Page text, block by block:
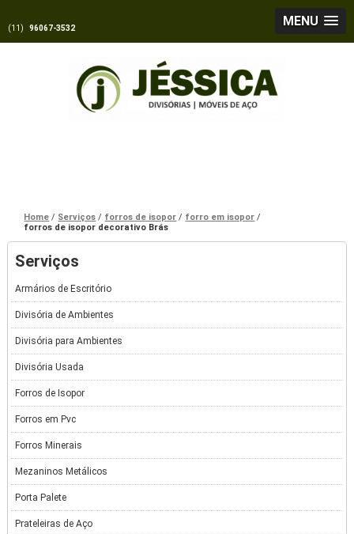
MENU
(11) 96067-3532
Home Serviços forros de isopor
forro em isopor
forros de isopor decorativo Brás
Serviços
Armários de Escritório
Divisória de Ambientes
Divisória para Ambientes
Divisória Usada
Forros de Isopor
Forros em Pvc
Forros Minerais
Mezaninos Metálicos
Porta Palete
Prateleiras de Aço